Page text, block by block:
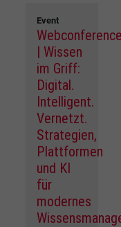
Event
Webconference
| Wissen
im Griff:
Digital.
Intelligent.
Vernetzt.
Strategien,
Plattformen
und KI
für
modernes